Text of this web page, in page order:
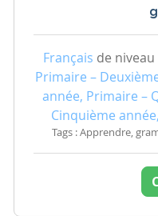
Français de niveau
Primaire –
année, Primaire –
Cinquième
Tags : Apprendre,